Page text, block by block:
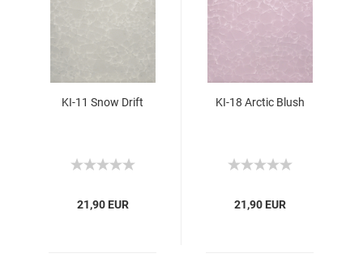
KI-11 Snow Drift
21,90 EUR
KI-18 Arctic Blush
21,90 EUR